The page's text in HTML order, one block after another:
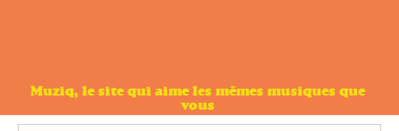
Muziq, le site qui aime les mêmes musiques que
vous